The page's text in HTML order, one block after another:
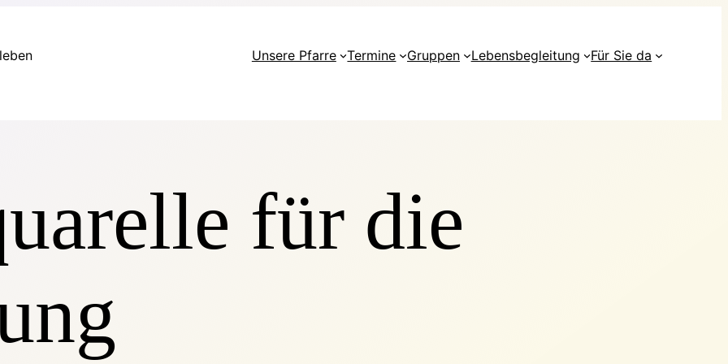
Unsere Pfarre Termine Gruppen Lebensbegleitung Für Sie da
für die